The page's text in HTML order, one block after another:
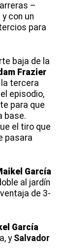
–
con un
para
baja de la
Frazier
tercera
episodio,
para que
base.
el tiro que
pasara
García
al jardín
ventaja de 3-
García
ySalvador